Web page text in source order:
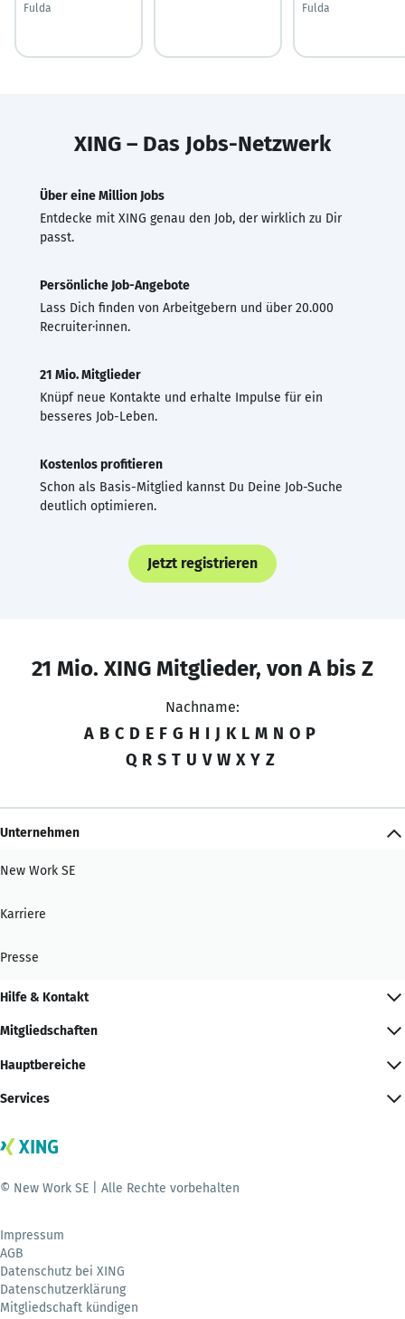
Fulda
Fulda
XING – Das Jobs-Netzwerk
Über eine Million Jobs
Entdecke mit XING genau den Job, der wirklich zu Dir
passt.
Persönliche Job-Angebote
Lass Dich finden von Arbeitgebern und über 20.000
Recruiter·innen.
21 Mio. Mitglieder
Knüpf neue Kontakte und erhalte Impulse für ein
besseres Job-Leben.
Kostenlos profitieren
Schon als Basis-Mitglied kannst Du Deine Job-Suche
deutlich optimieren.
Jetzt registrieren
21 Mio. XING Mitglieder, von A bis Z
Nachname:
A B C D E F G H I J K L M N O P
Q R S T U V W X Y Z
Unternehmen
New Work SE
Karriere
Presse
Hilfe & Kontakt
Mitgliedschaften
Hauptbereiche
Services
© New Work SE | Alle Rechte vorbehalten
Impressum
AGB
Datenschutz bei XING
Datenschutzerklärung
Mitgliedschaft kündigen